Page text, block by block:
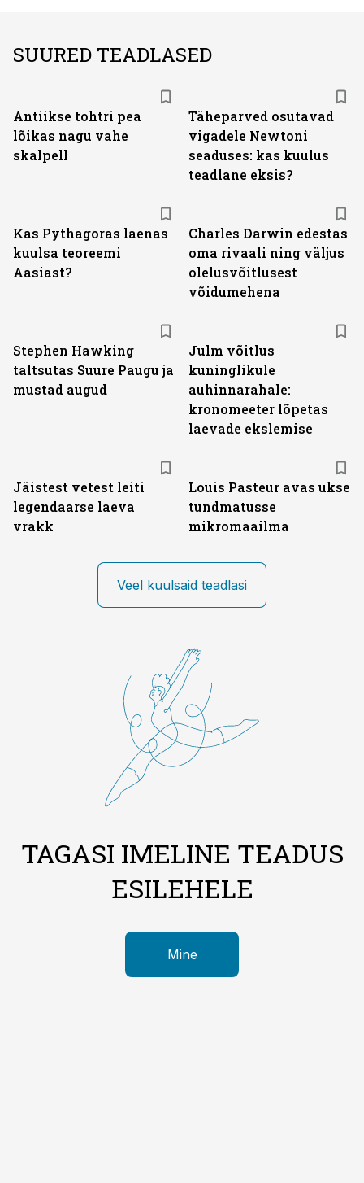
SUURED TEADLASED
Antiikse tohtri pea
lõikas nagu vahe
skalpell
Täheparved osutavad
vigadele Newtoni
seaduses: kas kuulus
teadlane eksis?
Kas Pythagoras laenas
kuulsa teoreemi
Aasiast?
Charles Darwin edestas
oma rivaali ning väljus
olelusvõitlusest
võidumehena
Stephen Hawking
taltsutas Suure Paugu ja
mustad augud
Julm võitlus
kuninglikule
auhinnarahale:
kronomeeter lõpetas
laevade ekslemise
Jäistest vetest leiti
legendaarse laeva
vrakk
Louis Pasteur avas ukse
tundmatusse
mikromaailma
Veel kuulsaid teadlasi
TAGASI IMELINE TEADUS
ESILEHELE
Mine